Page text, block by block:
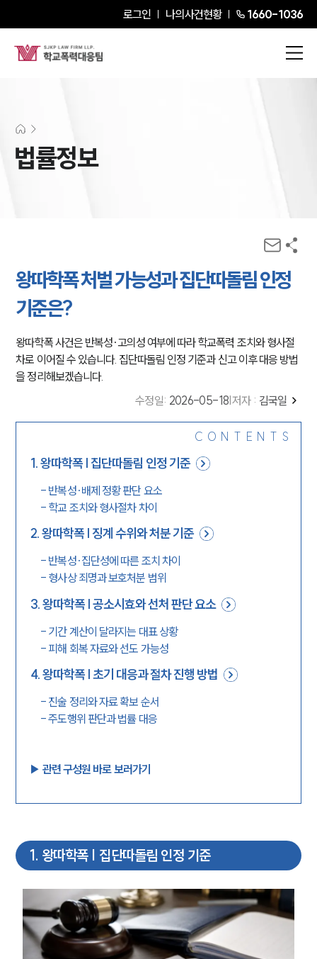
로그인 나의사건현황 1660-1036
법률정보
왕따학폭 처벌 가능성과 집단따돌림 인정
기준은?
왕따학폭 사건은 반복성·고의성 여부에 따라 학교폭력 조치와 형사절
차로 이어질 수 있습니다. 집단따돌림 인정 기준과 신고 이후 대응 방법
을 정리해보겠습니다.
수정일: 2026-05-18 저자 : 김국일
CONTENTS
1.왕따학폭 | 집단따돌림 인정 기준
- 반복성·배제 정황 판단 요소
- 학교 조치와 형사절차 차이
2.왕따학폭 | 징계 수위와 처분 기준
- 반복성·집단성에 따른 조치 차이
- 형사상 죄명과 보호처분 범위
3.왕따학폭 | 공소시효와 선처 판단 요소
- 기간 계산이 달라지는 대표 상황
- 피해 회복 자료와 선도 가능성
4.왕따학폭 | 초기 대응과 절차 진행 방법
- 진술 정리와 자료 확보 순서
-주도행위 판단과 법률 대응
▶︎ 관련 구성원 바로 보러가기
1. 왕따학폭 | 집단따돌림 인정 기준